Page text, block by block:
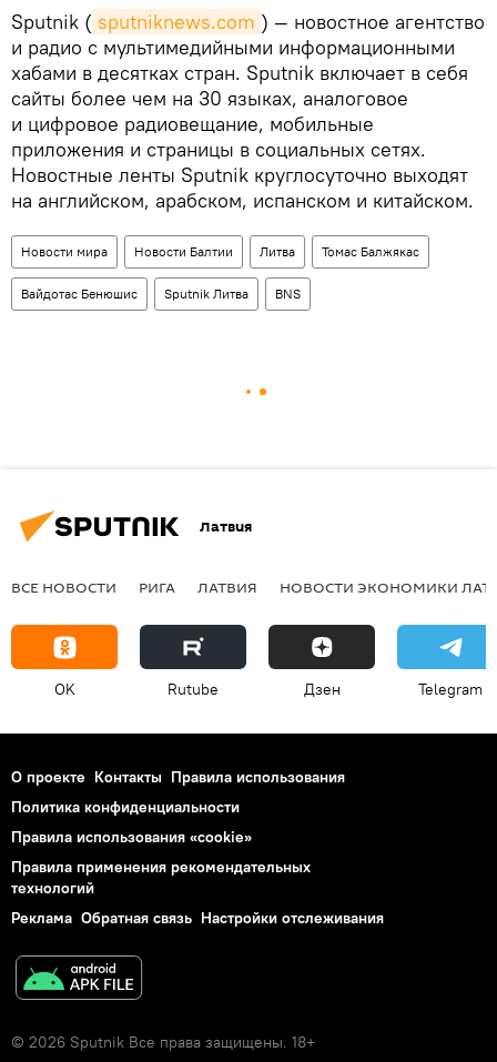
Sputnik ( sputniknews.com ) — новостное агентство
и радио с мультимедийными информационными
хабами в десятках стран. Sputnik включает в себя
сайты более чем на 30 языках, аналоговое
и цифровое радиовещание, мобильные
приложения и страницы в социальных сетях.
Новостные ленты Sputnik круглосуточно выходят
на английском, арабском, испанском и китайском.
Новости мира Новости Балтии Литва Томас Балжякас
Вайдотас Бенюшис Sputnik Литва BNS
Латвия
ВСЕ НОВОСТИ РИГА ЛАТВИЯ НОВОСТИ ЭКОНОМИКИ
OK Rutube Дзен Telegram
О проекте Контакты Правила использования
Политика конфиденциальности
Правила использования «cookie»
Правила применения рекомендательных
технологий
Реклама Обратная связь Настройки отслеживания
© 2026 Sputnik Все права защищены. 18+